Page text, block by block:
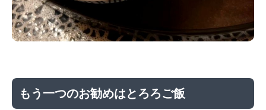
もう一つのお勧めはとろろご飯